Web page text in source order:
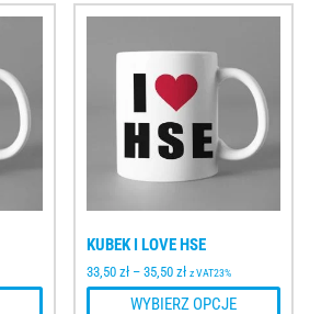
KUBEK I LOVE HSE
33,50zł – 35,50zł z VAT23%
WYBIERZ OPCJE